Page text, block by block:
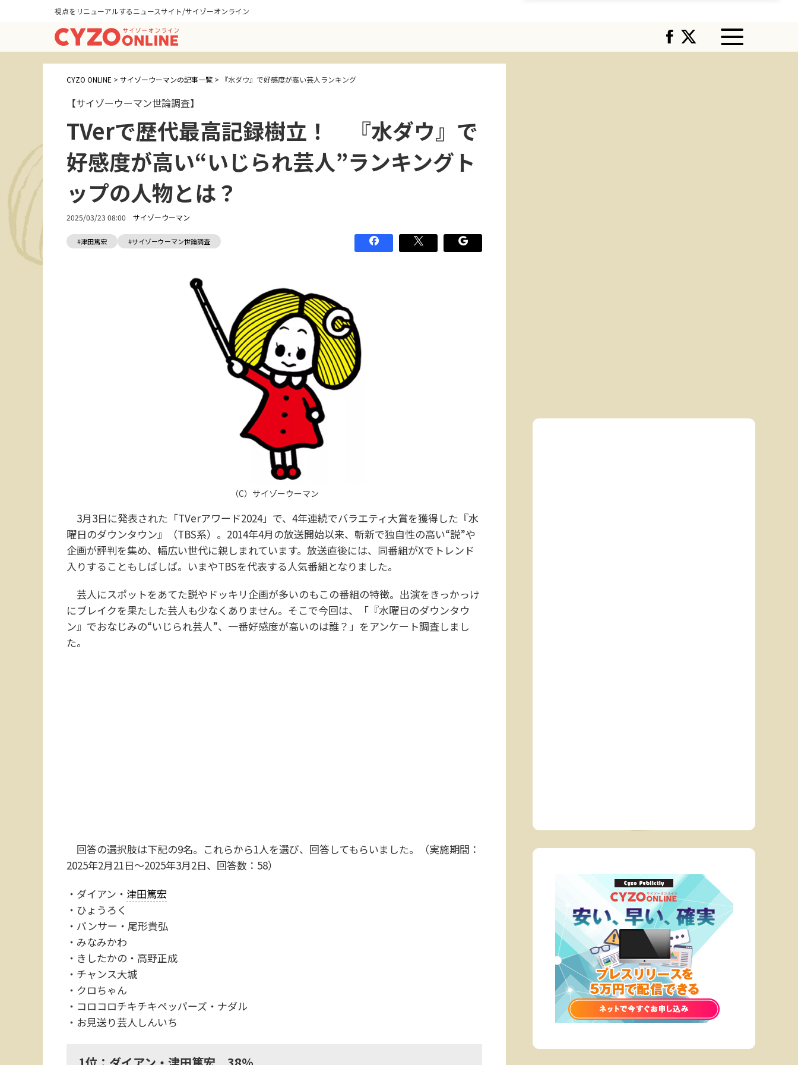
視点をリニューアルするニュースサイト/サイゾーオンライン
CYZO ONLINE > サイゾーウーマンの記事一覧 > 『水ダウ』で好感度が高い芸人ランキング
【サイゾーウーマン世論調査】
TVerで歴代最高記録樹立！ 『水ダウ』で
好感度が高い“いじられ芸人”ランキングト
ップの人物とは？
2025/03/23 08:00 サイゾーウーマン
#津田篤宏 #サイゾーウーマン世論調査
（C）サイゾーウーマン
3月3日に発表された「TVerアワード2024」で、4年連続でバラエティ大賞を獲得した『水
曜日のダウンタウン』（TBS系）。2014年4月の放送開始以来、斬新で独自性の高い“説”や
企画が評判を集め、幅広い世代に親しまれています。放送直後には、同番組がXでトレンド
入りすることもしばしば。いまやTBSを代表する人気番組となりました。
芸人にスポットをあてた説やドッキリ企画が多いのもこの番組の特徴。出演をきっかっけ
にブレイクを果たした芸人も少なくありません。そこで今回は、「『水曜日のダウンタウ
ン』でおなじみの“いじられ芸人”、一番好感度が高いのは誰？」をアンケート調査しまし
た。
回答の選択肢は下記の9名。これらから1人を選び、回答してもらいました。（実施期間：
2025年2月21日～2025年3月2日、回答数：58）
・ダイアン・ 津田篤宏
・ひょうろく
・パンサー・尾形貴弘
・みなみかわ
・きしたかの・高野正成
・チャンス大城
・クロちゃん
・コロコロチキチキペッパーズ・ナダル
・お見送り芸人しんいち